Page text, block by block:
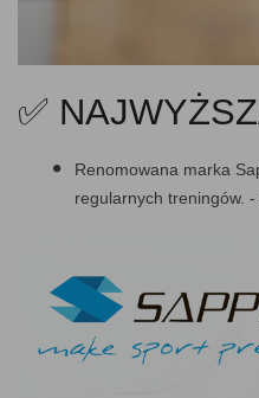
✅
Renomowana marka
regularnych treningów. -